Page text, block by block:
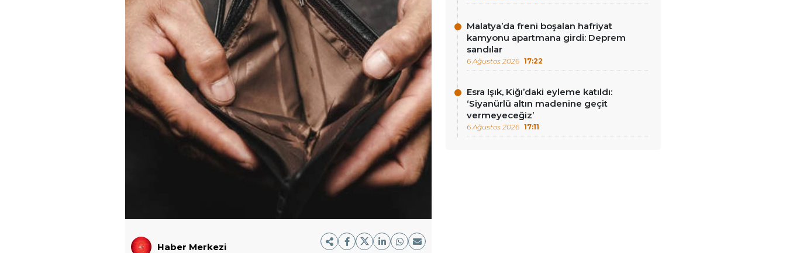
Haber Merkezi
Malatya’da freni boşalan hafriyat
kamyonu apartmana girdi: Deprem
sandılar
6 Ağustos 2026 17:22
Esra Işık, Kiğı’daki eyleme katıldı:
‘Siyanürlü altın madenine geçit
vermeyeceğiz’
6 Ağustos 2026 17:11